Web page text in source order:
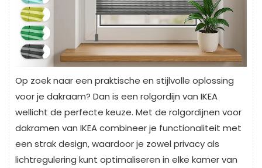
Op zoek naar een praktische en stijlvolle oplossing
voor je dakraam? Dan is een rolgordijn van IKEA
wellicht de perfecte keuze. Met de rolgordijnen voor
dakramen van IKEA combineer je functionaliteit met
een strak design, waardoor je zowel privacy als
lichtregulering kunt optimaliseren in elke kamer van